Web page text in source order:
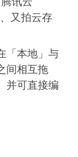
又拍云存
「本地」与
间相互拖
并可直接编